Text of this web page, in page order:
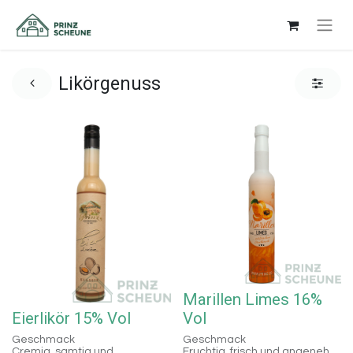
Likörgenuss
Eierlikör 15% Vol
Geschmack
Marillen Limes 16%
Vol
Geschmack